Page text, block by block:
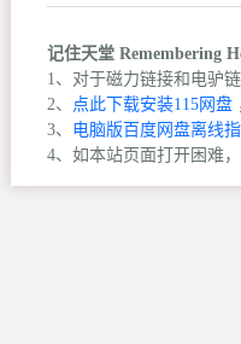
记住天堂 Remembering
1、对于磁力链接和电驴
2、 点此下载安装115网盘
3、 电脑版百度网盘离线
4、如本站页面打开困难